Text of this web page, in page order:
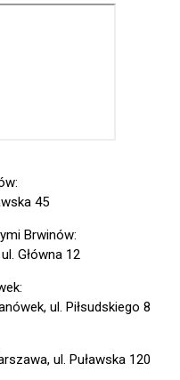
45
Brwinów:
Główna 12
ul. Piłsudskiego 8
ul. Puławska 120